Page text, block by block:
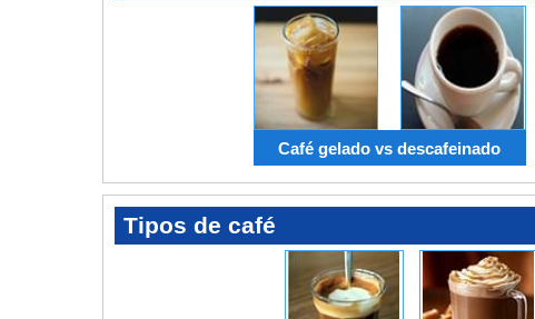
Café gelado vs descafeinado
Tipos de café